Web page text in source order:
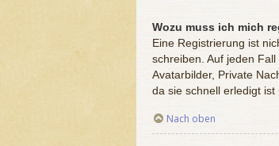
Wozu muss ich mich
Eine Registrierung ist
schreiben. Auf jeden
Avatarbilder, Private
da sie schnell erledigt
Nach oben